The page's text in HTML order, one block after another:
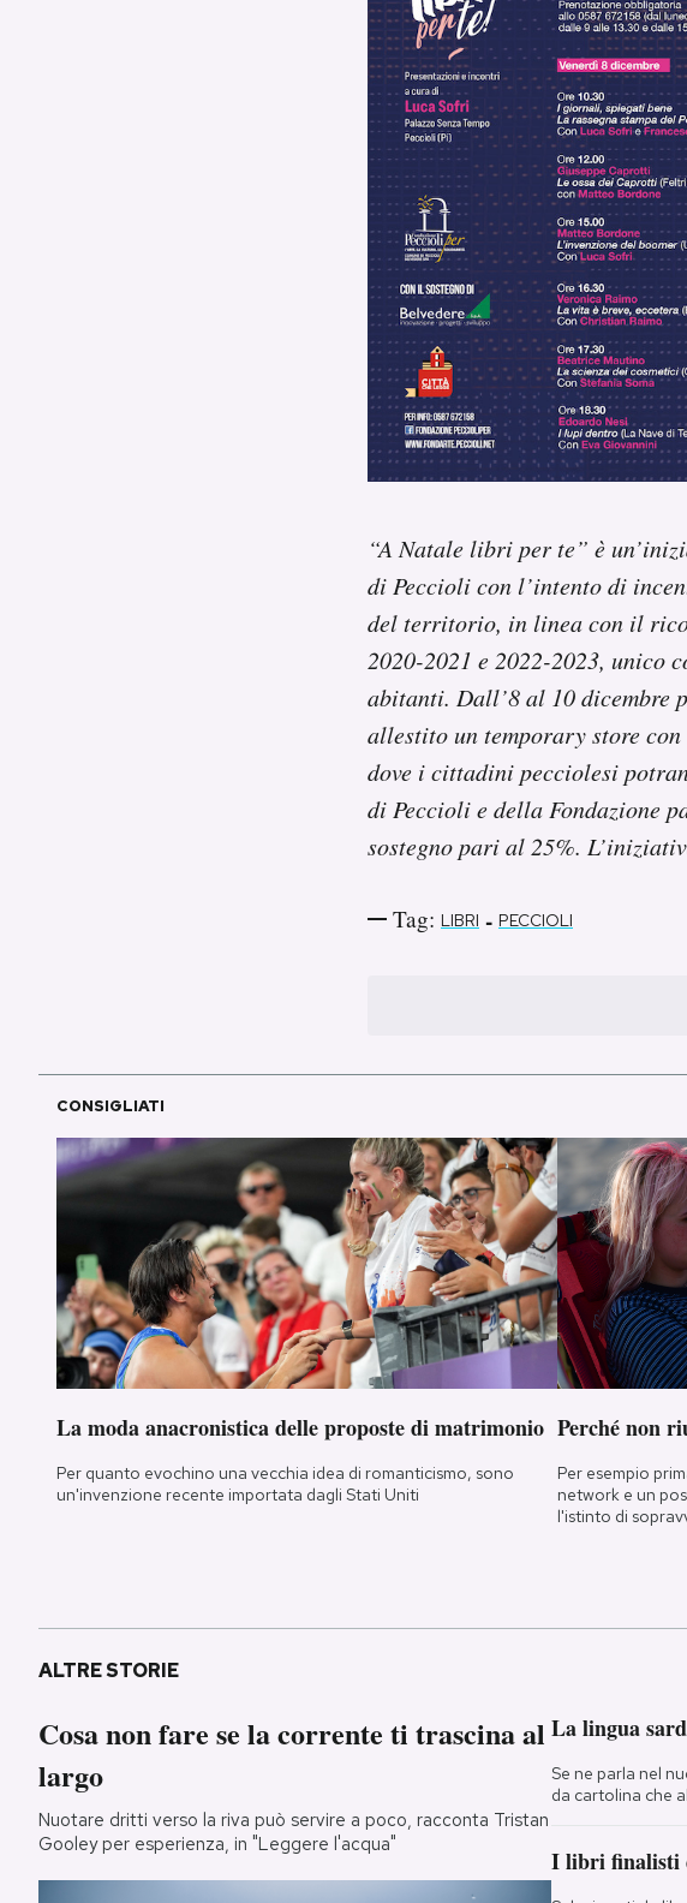
“A Natale libri per te” è
di Peccioli con l’intento di
del territorio, in linea con il
2020-2021 e 2022-2023, unico
abitanti. Dall’8 al 10 dicembre
allestito un temporary store
dove i cittadini pecciolesi
di Peccioli e della Fondazione
sostegno pari al 25%.
Tag: LIBRI - PECCIOLI
CONSIGLIATI
La moda anacronistica delle proposte di matrimonio
Per quanto evochino una vecchia idea di romanticismo, sono
un'invenzione recente importata dagli Stati Uniti
Perché non
Per esempio
network e un
l'istinto di
ALTRE STORIE
Cosa non fare se la corrente ti trascina al
largo
Nuotare dritti verso la riva può servire a poco, racconta Tristan
Gooley per esperienza, in "Leggere l'acqua"
La lingua
Se ne parla nel
da cartolina che
I libri finalisti